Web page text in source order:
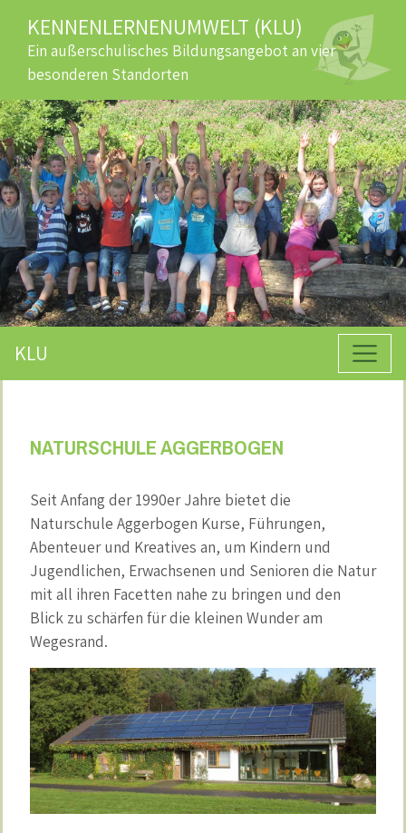
KENNENLERNENUMWELT (KLU)
Ein außerschulisches Bildungsangebot an vier
besonderen Standorten
KLU
NATURSCHULE AGGERBOGEN
Seit Anfang der 1990er Jahre bietet die
Naturschule Aggerbogen Kurse, Führungen,
Abenteuer und Kreatives an, um Kindern und
Jugendlichen, Erwachsenen und Senioren die Natur
mit all ihren Facetten nahe zu bringen und den
Blick zu schärfen für die kleinen Wunder am
Wegesrand.